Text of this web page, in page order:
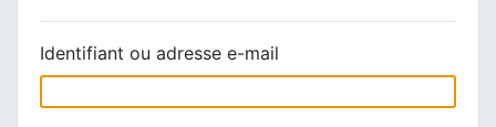
Identifiant ou adresse e-mail